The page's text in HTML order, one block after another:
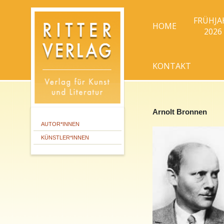
HOME
2026
KONTAKT
AUTOR*INNEN
KÜNSTLER*INNEN
Arnolt Bronnen